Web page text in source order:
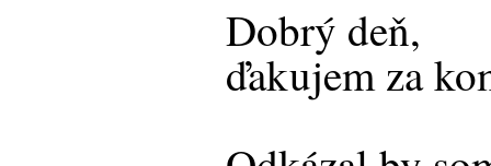
Dobrý deň,
ďakujem za